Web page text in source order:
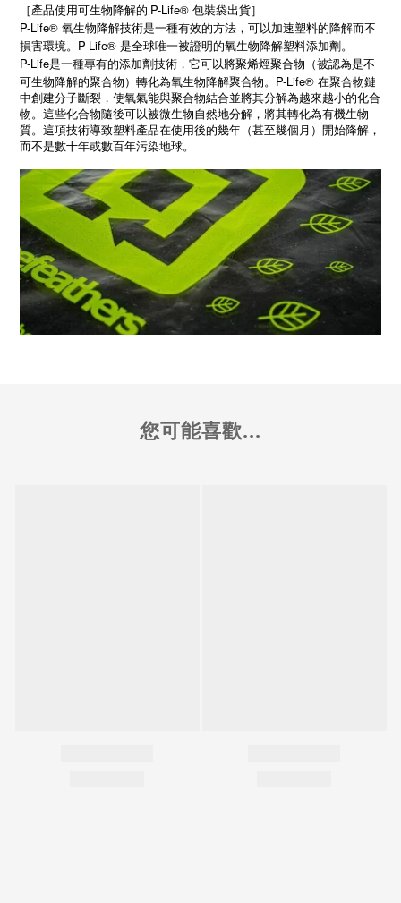
［ 產品使用可生物降解的 P-Life® 包裝袋出貨］
P-Life® 氧生物降解技術是一種有效的方法，可以加速塑料的降解而不
損害環境。P-Life® 是全球唯一被證明的氧生物降解塑料添加劑。
P-Life是一種專有的添加劑技術，它可以將聚烯烴聚合物（被認為是不
可生物降解的聚合物）轉化為氧生物降解聚合物。 P-Life® 在聚合物鏈
中創建分子斷裂，使氧氣能與聚合物結合並將其分解為越來越小的化合
物。這些化合物隨後可以被微生物自然地分解，將其轉化為有機生物
質。這項技術導致塑料產品在使用後的幾年（甚至幾個月）開始降解，
而不是數十年或數百年污染地球。
您可能喜歡...